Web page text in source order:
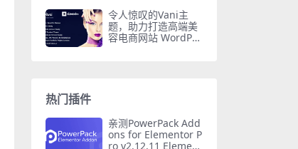
令人惊叹的Vani主
题，助力打造高端美
容电商网站 WordPre
热门插件
亲测PowerPack Add
ons for Elementor P
ro v2.12.11 Element